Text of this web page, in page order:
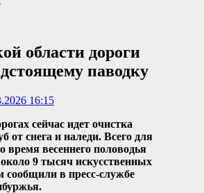
области дороги
паводку
16:15
сейчас идет очистка
от снега и наледи. Всего для
время весеннего половодья
9 тысяч искусственных
сообщили в пресс-службе